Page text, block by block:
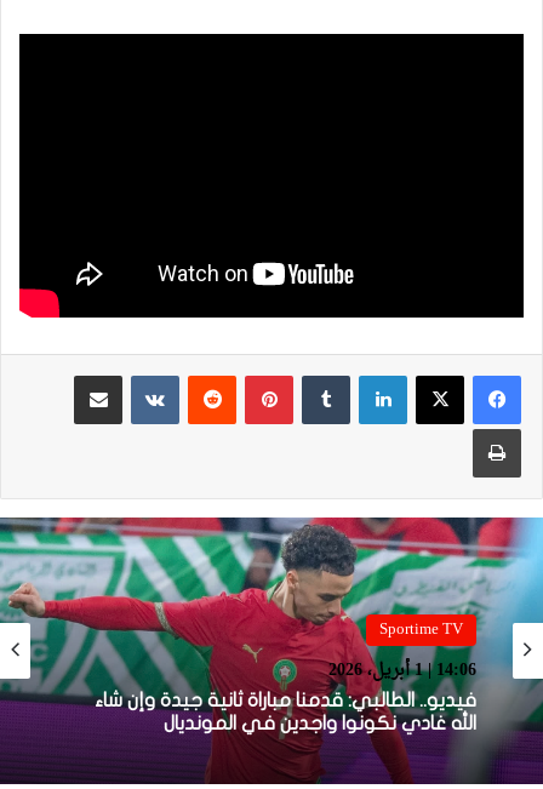
لينكدإن بينتيريست
مشاركة عبر البريد
طباعة
Sportime TV
14:06 | 1 أبريل، 2026
Sportime TV
14:05 | 1 أبريل، 2026
فيديو.. بونو: اللاعبين تعاملو مزيان مع المباراة وخا
مكانتش ساهلة وحنا كنحاولوا نركزوا باش نعاونوا
المنتخب